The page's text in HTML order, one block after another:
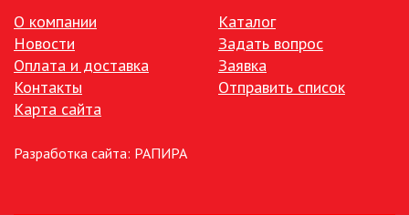
ПОДВЕСНЫЕ ЛОФТ
СВЕТИЛЬНИКИ
ПОРТАТИВНЫЕ СОЛНЕЧНЫЕ
ЭЛЕКТРОСТАНЦИИ
О компании
Новости
Оплата и доставка
Контакты
Карта сайта
Каталог
Задать вопрос
Заявка
Отправить список
Разработка сайта: РАПИРА